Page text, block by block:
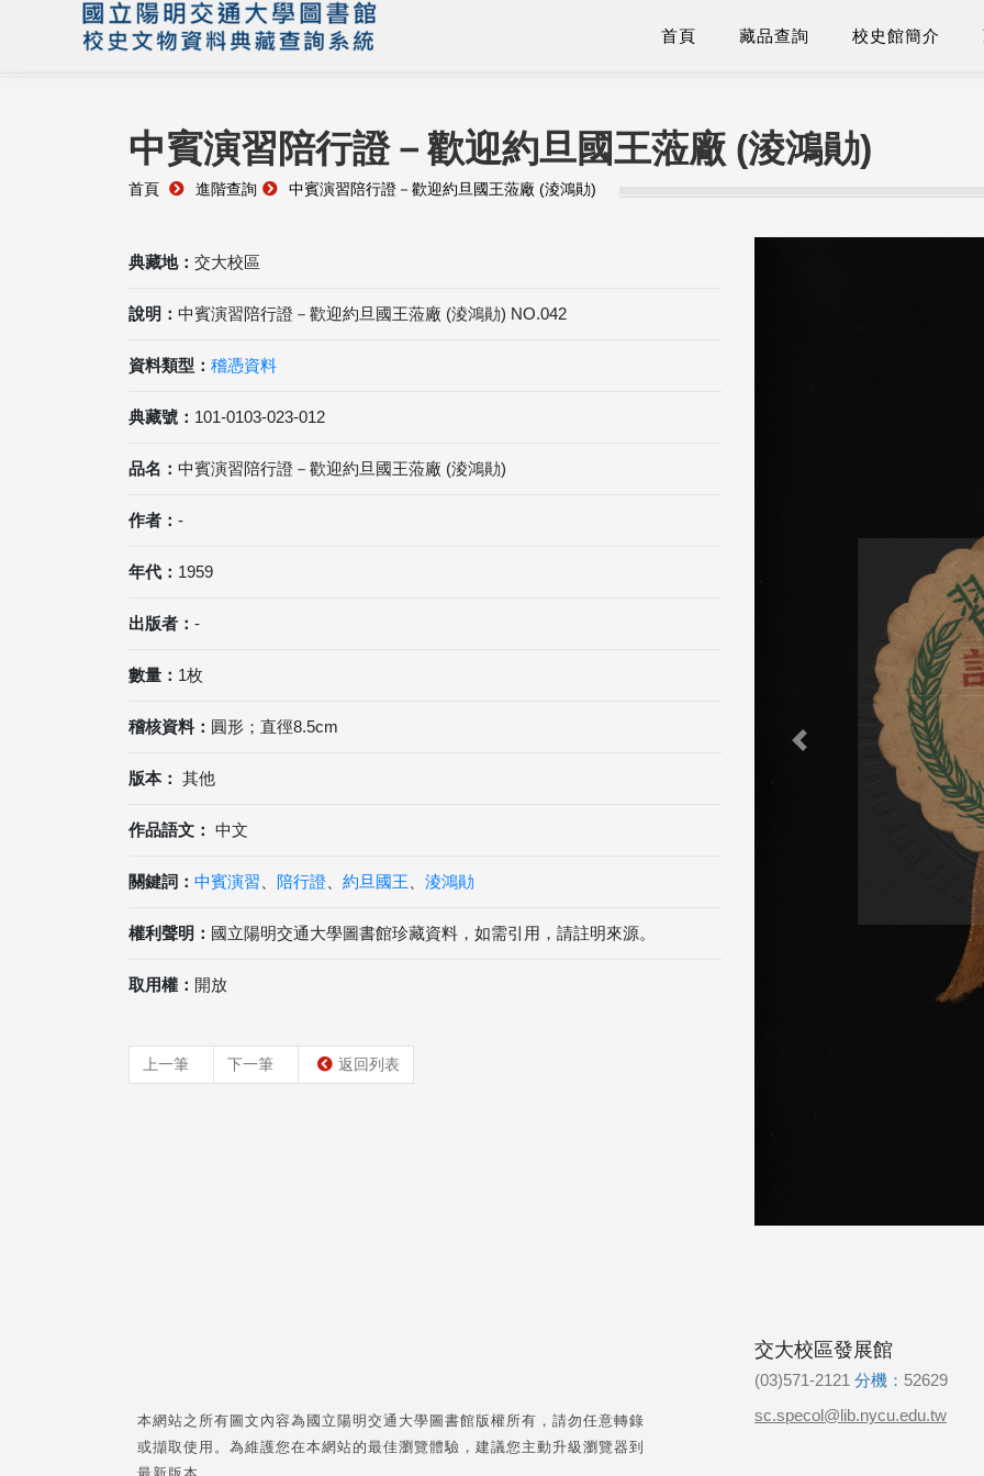
首頁 藏品查詢 校史館簡介
中賓演習陪行證－歡迎約旦國王蒞廠 (淩鴻勛)
首頁 進階查詢 中賓演習陪行證－歡迎約旦國王蒞廠 (淩鴻勛)
典藏地： 交大校區
說明： 中賓演習陪行證－歡迎約旦國王蒞廠 (淩鴻勛) NO.042
資料類型： 稽憑資料
典藏號： 101-0103-023-012
品名： 中賓演習陪行證－歡迎約旦國王蒞廠 (淩鴻勛)
作者： -
年代： 1959
出版者： -
數量： 1枚
稽核資料： 圓形；直徑8.5cm
版本： 其他
作品語文： 中文
關鍵詞： 中賓演習 陪行證 約旦國王 淩鴻勛
權利聲明： 國立陽明交通大學圖書館珍藏資料，如需引用，請註明來源。
取用權： 開放
上一筆 下一筆 返回列表
Previous
本網站之所有圖文內容為國立陽明交通大學圖書館版權所有，請勿任意轉錄
或擷取使用。為維護您在本網站的最佳瀏覽體驗，建議您主動升級瀏覽器到
交大校區發展館
(03)571-2121 分機： 52629
sc.specol@lib.nycu.edu.tw